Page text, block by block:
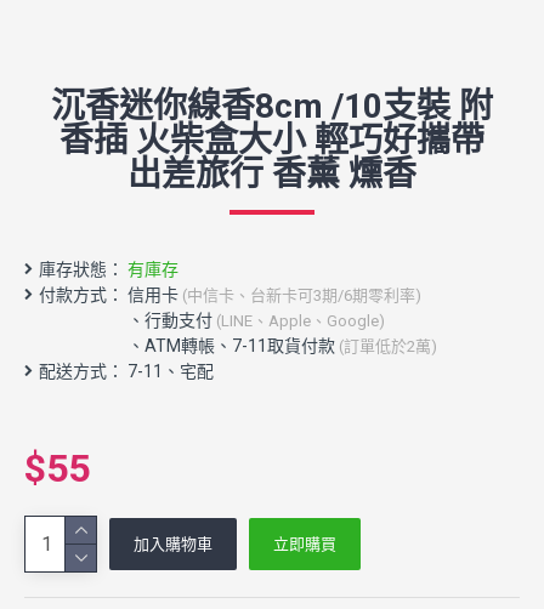
沉香迷你線香8cm /10支裝 附
香插 火柴盒大小 輕巧好攜帶
出差旅行 香薰 燻香
庫存狀態： 有庫存
付款方式： 信用卡 (中信卡、台新卡可3期/6期零利率)
配送方式： 7-11、宅配
$55
加入購物車 立即購買